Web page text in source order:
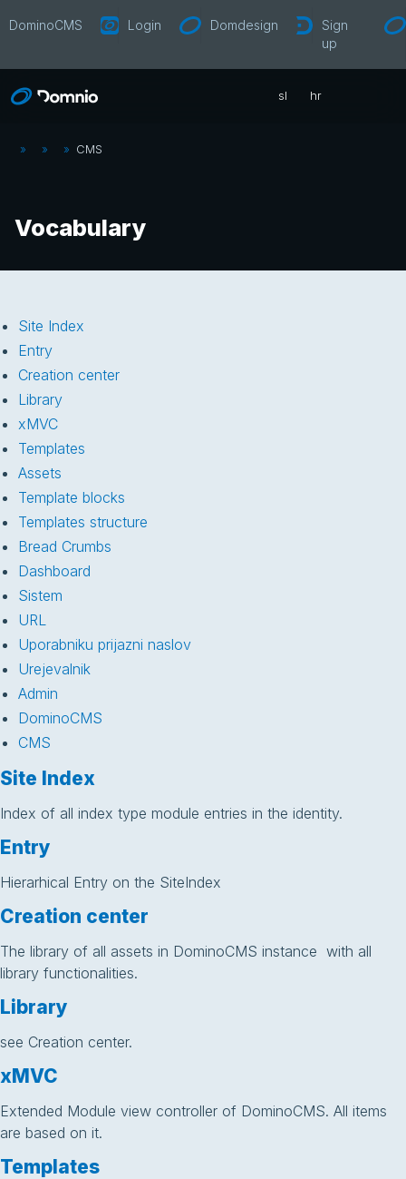
DominoCMS Login Domdesign
Sign
up
sl hr
» » » CMS
Vocabulary
Site Index
Entry
Creation center
Library
xMVC
Templates
Assets
Template blocks
Templates structure
Bread Crumbs
Dashboard
Sistem
URL
Uporabniku prijazni naslov
Urejevalnik
Admin
DominoCMS
CMS
Site Index
Index of all index type module entries in the identity.
Entry
Hierarhical Entry on the SiteIndex
Creation center
The library of all assets in DominoCMS instance with all
library functionalities.
Library
see Creation center.
xMVC
Extended Module view controller of DominoCMS. All items
are based on it.
Templates